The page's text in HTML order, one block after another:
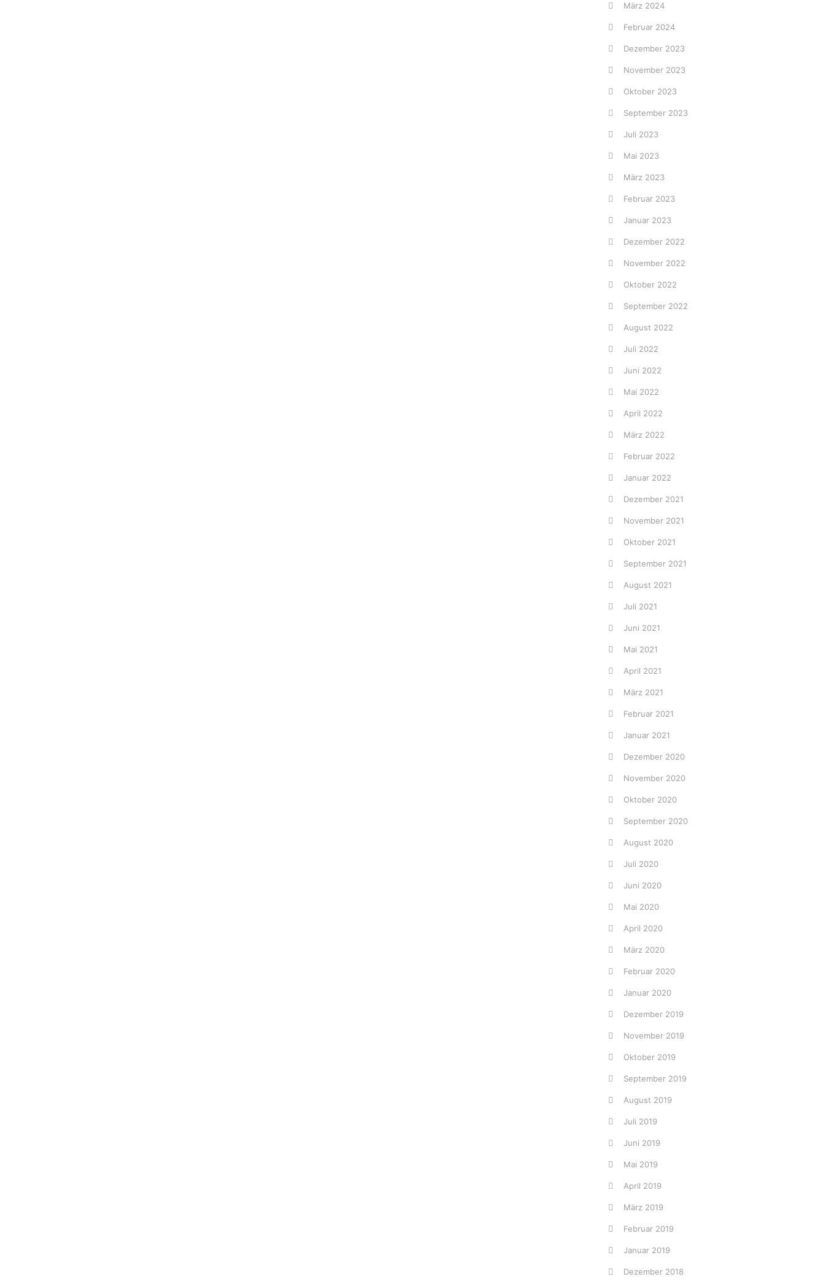
März 2024
Februar 2024
Dezember 2023
November 2023
Oktober 2023
September 2023
Juli 2023
Mai 2023
März 2023
Februar 2023
Januar 2023
Dezember 2022
November 2022
Oktober 2022
September 2022
August 2022
Juli 2022
Juni 2022
Mai 2022
April 2022
März 2022
Februar 2022
Januar 2022
Dezember 2021
November 2021
Oktober 2021
September 2021
August 2021
Juli 2021
Juni 2021
Mai 2021
April 2021
März 2021
Februar 2021
Januar 2021
Dezember 2020
November 2020
Oktober 2020
September 2020
August 2020
Juli 2020
Juni 2020
Mai 2020
April 2020
März 2020
Februar 2020
Januar 2020
Dezember 2019
November 2019
Oktober 2019
September 2019
August 2019
Juli 2019
Juni 2019
Mai 2019
April 2019
März 2019
Februar 2019
Januar 2019
Dezember 2018